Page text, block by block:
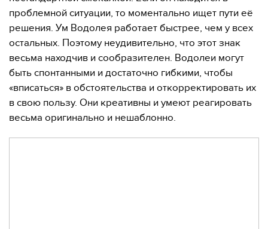
проблемной ситуации, то моментально ищет пути её
решения. Ум Водолея работает быстрее, чем у всех
остальных. Поэтому неудивительно, что этот знак
весьма находчив и сообразителен. Водолеи могут
быть спонтанными и достаточно гибкими, чтобы
«вписаться» в обстоятельства и откорректировать их
в свою пользу. Они креативны и умеют реагировать
весьма оригинально и нешаблонно.